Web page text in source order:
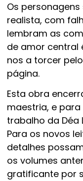
Os
realista, com
lembram as
de amor central
nos a torcer
página.
Esta obra
maestria, e
trabalho da Déa
Para os novos
detalhes
os volumes
gratificante por